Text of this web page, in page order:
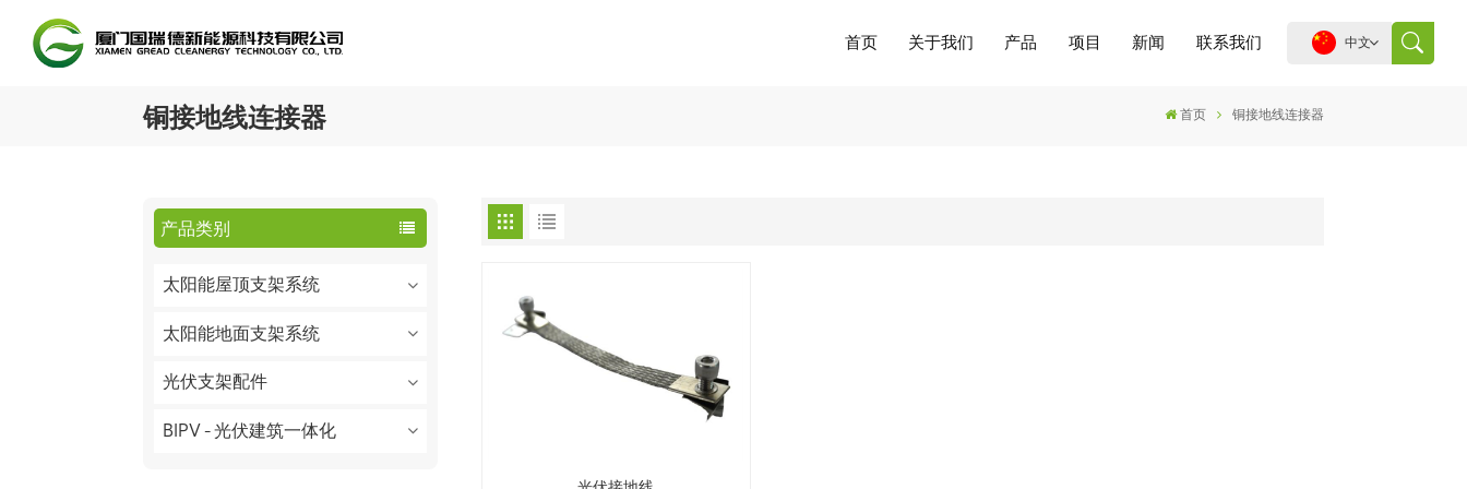
首页 关于我们 产品 项目 新闻 联系我们 中文
铜接地线连接器 首页 铜接地线连接器
产品类别
太阳能屋顶支架系统
太阳能地面支架系统
光伏支架配件
BIPV - 光伏建筑一体化